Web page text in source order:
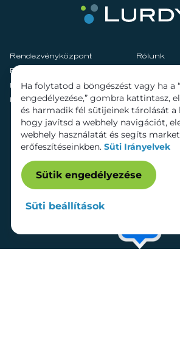
Rendezvényközpont
Rólunk
Fenntarthatóság
Hírek
Kapcsolat
Bérelhető
Ha folytatod a böngészést vagy ha a
engedélyezése,” gombra kattintasz,
és harmadik fél sütijeinek tárolását a
hogy javítsd a webhely navigációt,
webhely használatát és segíts
erőfeszítéseinkben. Süti Irányelvek
Sütik engedélyezése
Süti beállítások